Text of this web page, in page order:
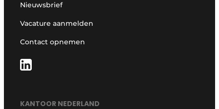
Nieuwsbrief
Vacature aanmelden
Contact opnemen
KANTOOR NEDERLAND